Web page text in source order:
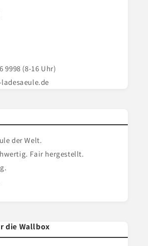
9998 (8-16 Uhr)
der Welt.
Fair hergestellt.
die Wallbox